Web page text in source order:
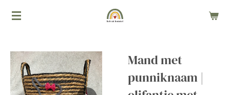
Ga
de
hoofdinhoud
Mand met
punniknaam |